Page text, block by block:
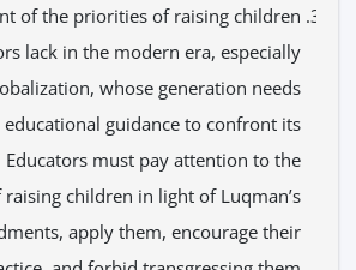
of the priorities of raising children
lack in the modern era, especially
globalization, whose generation needs
educational guidance to confront its
Educators must pay attention to the
of raising children in light of Luqman’s
apply them, encourage their